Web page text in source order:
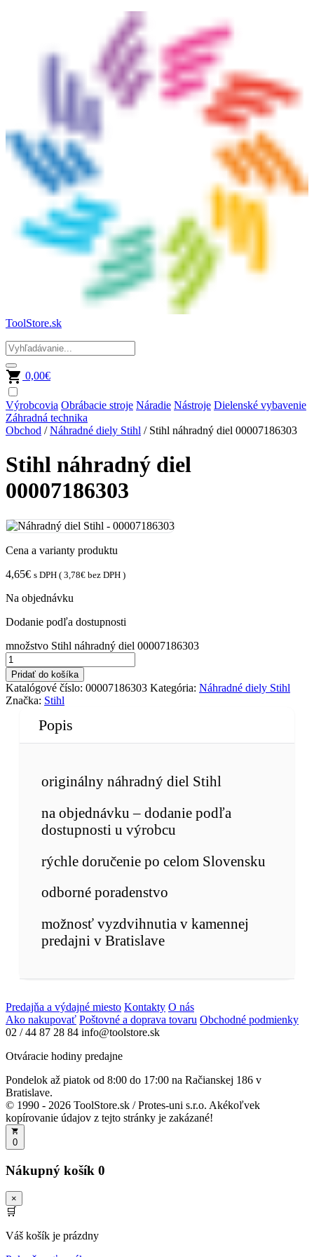
ToolStore.sk
0,00€
Výrobcovia Obrábacie stroje Náradie Nástroje Dielenské vybavenie
Záhradná technika
Obchod /Náhradné diely Stihl / Stihl náhradný diel 00007186303
Stihl náhradný diel
00007186303
Cena a varianty produktu
4,65€ s DPH ( 3,78€ bez DPH )
Na objednávku
Dodanie podľa dostupnosti
množstvo Stihl náhradný diel 00007186303
Pridať do košíka
Katalógové číslo: 00007186303 Kategória: Náhradné diely Stihl
Značka: Stihl
Popis
originálny náhradný diel Stihl
na objednávku – dodanie podľa
dostupnosti u výrobcu
rýchle doručenie po celom Slovensku
odborné poradenstvo
možnosť vyzdvihnutia v kamennej
predajni v Bratislave
Predajňa a výdajné miesto Kontakty O nás
Ako nakupovať Poštovné a doprava tovaru Obchodné podmienky
02 / 44 87 28 84 info@toolstore.sk
Otváracie hodiny predajne
Pondelok až piatok od 8:00 do 17:00 na Račianskej 186 v
Bratislave.
© 1990 - 2026 ToolStore.sk / Protes-uni s.r.o. Akékoľvek
kopírovanie údajov z tejto stránky je zakázané!
0
Nákupný košík 0
×
🛒
Váš košík je prázdny